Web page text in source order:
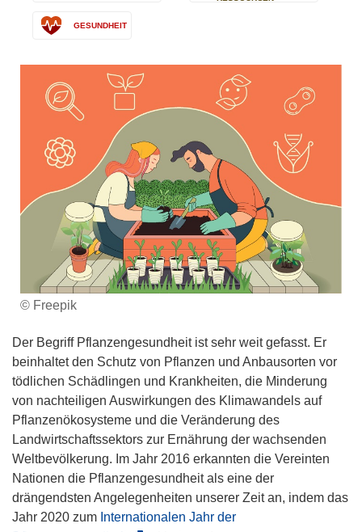
GESUNDHEIT
© Freepik
Der Begriff Pflanzengesundheit ist sehr weit gefasst. Er
beinhaltet den Schutz von Pflanzen und Anbausorten vor
tödlichen Schädlingen und Krankheiten, die Minderung
von nachteiligen Auswirkungen des Klimawandels auf
Pflanzenökosysteme und die Veränderung des
Landwirtschaftssektors zur Ernährung der wachsenden
Weltbevölkerung. Im Jahr 2016 erkannten die Vereinten
Nationen die Pflanzengesundheit als eine der
drängendsten Angelegenheiten unserer Zeit an, indem das
Jahr 2020 zum Internationalen Jahr der